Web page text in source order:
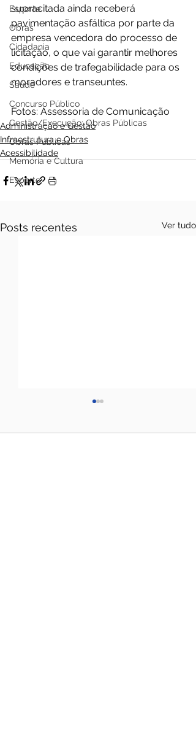
Esporte
Obras
Cidadania
Educação
Saúde
Concurso Público
Gestão/Execução: Obras Públicas
Obras Públicas
Memória e Cultura
Esporte
supracitada ainda receberá
pavimentação asfáltica por parte da
empresa vencedora do processo de
licitação, o que vai garantir melhores
condições de trafegabilidade para os
moradores e transeuntes.
Fotos: Assessoria de Comunicação
Administração e Gestão
Infraestrutura e Obras
Acessibilidade
Posts recentes Ver tudo